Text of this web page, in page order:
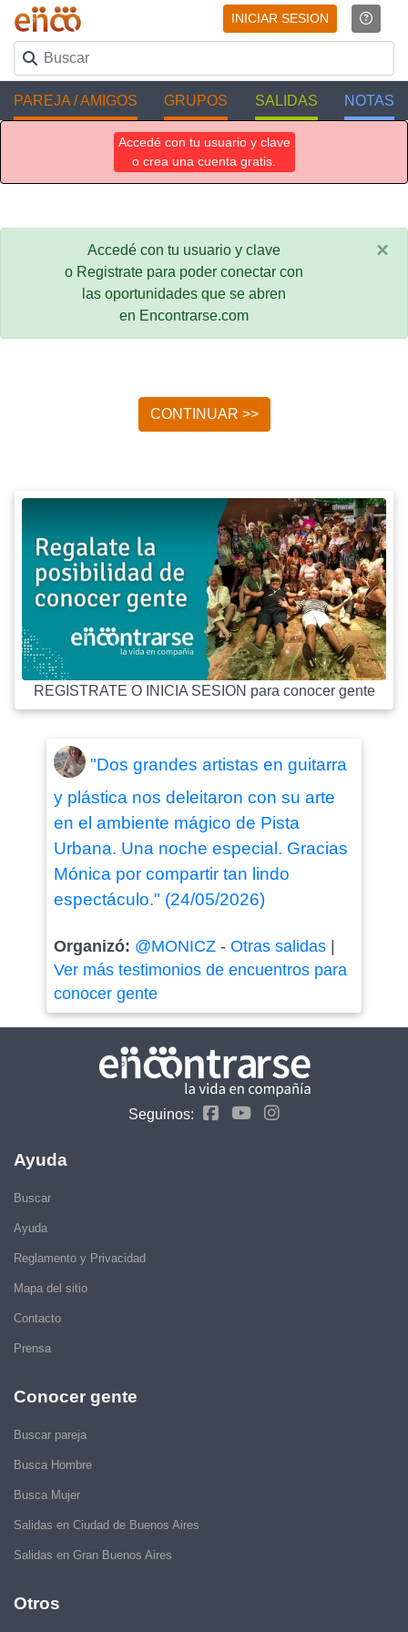
INICIAR SESION
PAREJA / AMIGOS GRUPOS SALIDAS NOTAS
Accedé con tu usuario y clave
o crea una cuenta gratis.
Accedé con tu usuario y clave
o Registrate para poder conectar con
las oportunidades que se abren
en Encontrarse.com
×
CONTINUAR >>
REGISTRATE O INICIA SESION para conocer gente
"Dos grandes artistas en guitarra
y plástica nos deleitaron con su arte
en el ambiente mágico de Pista
Urbana. Una noche especial. Gracias
Mónica por compartir tan lindo
espectáculo." (24/05/2026)
Organizó: @MONICZ- Otras salidas|
Ver más testimonios de encuentros para
conocer gente
Seguinos:
Ayuda
Buscar
Ayuda
Reglamento y Privacidad
Mapa del sitio
Contacto
Prensa
Conocer gente
Buscar pareja
Busca Hombre
Busca Mujer
Salidas en Ciudad de Buenos Aires
Salidas en Gran Buenos Aires
Otros